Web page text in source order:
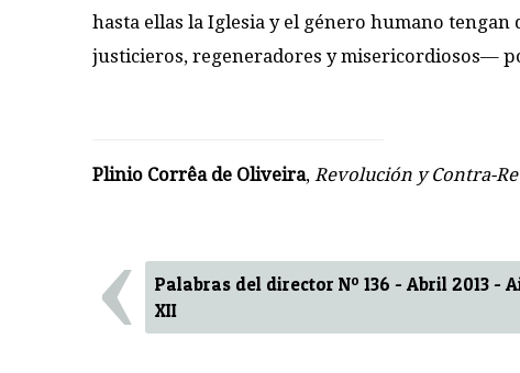
hasta ellas la Iglesia y el género humano
justicieros, regeneradores y misericordiosos—
Plinio Corrêa de Oliveira, Revolución y Contra-
‹
Palabras del director Nº 136 - Abril 2013 -
XII